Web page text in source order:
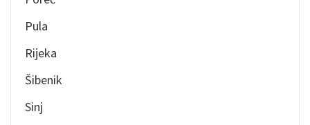
Pula
Rijeka
Šibenik
Sinj